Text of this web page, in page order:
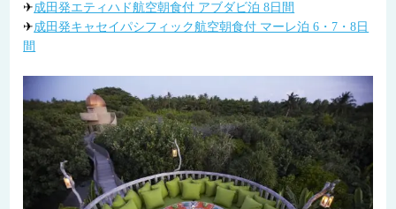
✈成田発エティハド航空朝食付 アブダビ泊 8日間
✈成田発キャセイパシフィック航空朝食付 マーレ泊 6・7・8日
間